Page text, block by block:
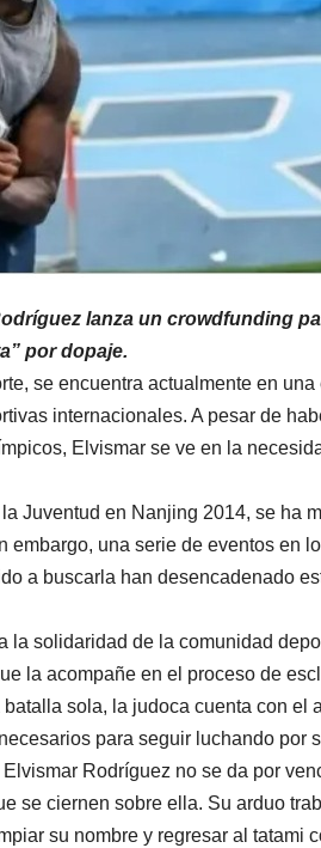
lanza un crowdfunding
por dopaje.
se encuentra actualmente en
internacionales. A pesar de
Elvismar se ve en la
Juventud en Nanjing 2014, se ha
una serie de eventos en
a buscarla han desencadenado
la solidaridad de la comunidad
la acompañe en el proceso de
sola, la judoca cuenta con el
para seguir luchando por
Rodríguez no se da por
se ciernen sobre ella. Su arduo
su nombre y regresar al tatami